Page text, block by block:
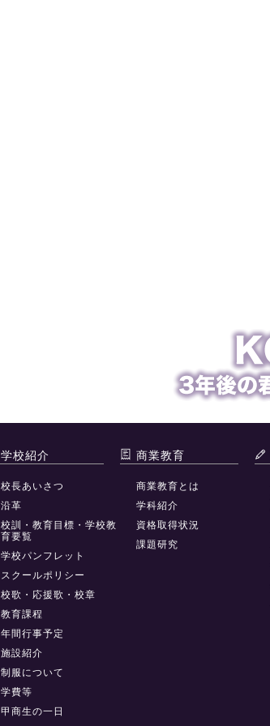
学校紹介
校長あいさつ
沿革
校訓・教育目標・学校教
育要覧
学校パンフレット
スクールポリシー
校歌・応援歌・校章
教育課程
年間行事予定
施設紹介
制服について
学費等
甲商生の一日
商業教育
商業教育とは
学科紹介
資格取得状況
課題研究